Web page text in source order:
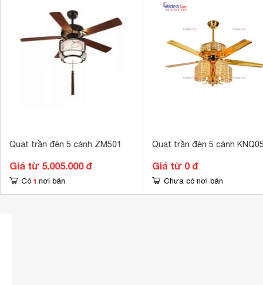
Quạt trần đèn 5 cánh ZM501
Giá từ 5.005.000 đ
Có 1 nơi bán
Quạt trần đèn 5 cánh
Giá từ 0 đ
Chưa có nơi bán